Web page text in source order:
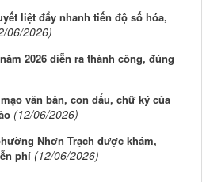
liệt đẩy nhanh tiến độ số hóa,
06/2026)
2026 diễn ra thành công, đúng
văn bản, con dấu, chữ ký của
(12/06/2026)
Nhơn Trạch được khám,
phí (12/06/2026)